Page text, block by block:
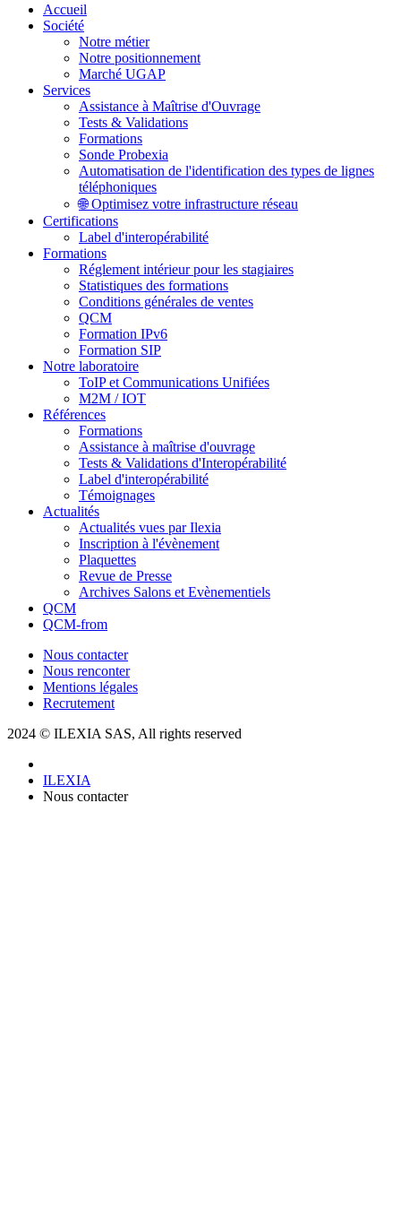
Accueil
Société
Notre métier
Notre positionnement
Marché UGAP
Services
Assistance à Maîtrise d'Ouvrage
Tests & Validations
Formations
Sonde Probexia
Automatisation de l'identification des types de lignes
téléphoniques
🌐 Optimisez votre infrastructure réseau
Certifications
Label d'interopérabilité
Formations
Réglement intérieur pour les stagiaires
Statistiques des formations
Conditions générales de ventes
QCM
Formation IPv6
Formation SIP
Notre laboratoire
ToIP et Communications Unifiées
M2M / IOT
Références
Formations
Assistance à maîtrise d'ouvrage
Tests & Validations d'Interopérabilité
Label d'interopérabilité
Témoignages
Actualités
Actualités vues par Ilexia
Inscription à l'évènement
Plaquettes
Revue de Presse
Archives Salons et Evènementiels
QCM
QCM-from
Nous contacter
Nous renconter
Mentions légales
Recrutement
2024 © ILEXIA SAS, All rights reserved
ILEXIA
Nous contacter